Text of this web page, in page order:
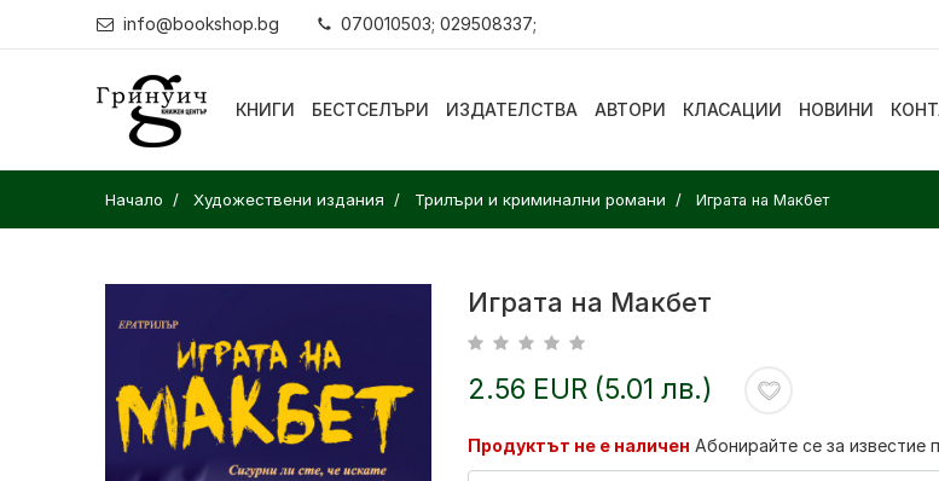
info@bookshop.bg 070010503; 029508337;
КНИГИ БЕСТСЕЛЪРИ ИЗДАТЕЛСТВА АВТОРИ КЛАСАЦИИ НОВИНИ
Начало Художествени издания Трилъри и криминални романи Играта на Макбет
Играта на Макбет
2.56 EUR (5.01 лв.)
Продуктът не е наличен Абонирайте се за известие